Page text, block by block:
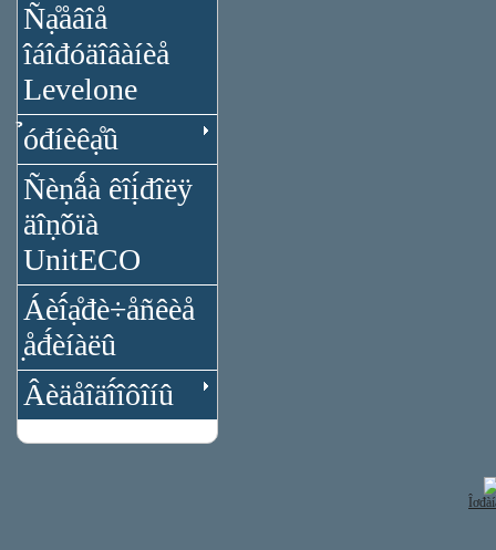
Ñạ̊åâîå
îáîđóäîâàíèå
Levelone
̉óđíèêạ̊û
Ñèṇ̃ǻà êîị́đîëÿ
äîṇ̃óïà
UnitECO
Áèî́ạ̊đè÷åñêèå
̣åđ́èíàëû
Âèäåîäî́îôîíû